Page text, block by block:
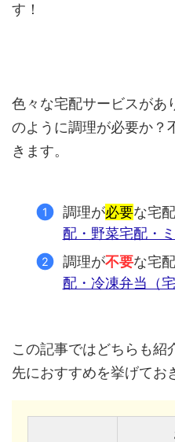
す！
色々な宅配サービスがあ
のように調理が必要か？
きます。
調理が必要な宅
配・野菜宅配・
調理が不要な宅
配・冷凍弁当（宅
この記事ではどちらも紹
先におすすめを挙げて